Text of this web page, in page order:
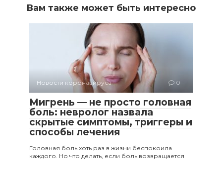
Вам также может быть интересно
Новости коронавируса 0
Мигрень — не просто головная
боль: невролог назвала
скрытые симптомы, триггеры и
способы лечения
Головная боль хоть раз в жизни беспокоила
каждого. Но что делать, если боль возвращается